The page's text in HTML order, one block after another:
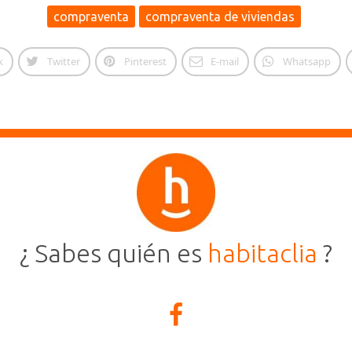
compraventa compraventa de viviendas
Twitter Pinterest E-mail Whatsapp
¿ Sabes quién es habitaclia ?